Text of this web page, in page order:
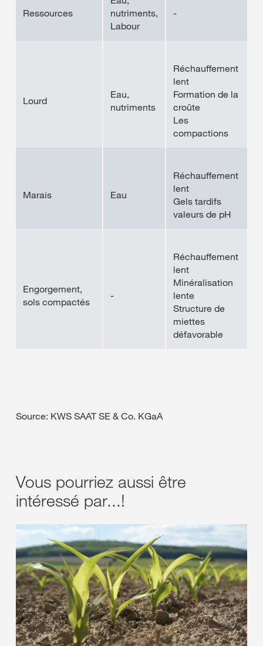
Ressources
nutriments,
Labour
-
Lourd
Eau,
nutriments
Réchauffement
lent
Formation de la
croûte
Les
compactions
Marais Eau
Réchauffement
lent
Gels tardifs
valeurs de pH
Engorgement,
sols compactés
-
Réchauffement
lent
Minéralisation
lente
Structure de
miettes
défavorable
Source: KWS SAAT SE & Co. KGaA
Vous pourriez aussi être
intéressé par...!